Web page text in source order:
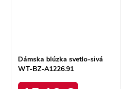
Dámska blúzka svetlo-sivá
WT-BZ-A1226.91